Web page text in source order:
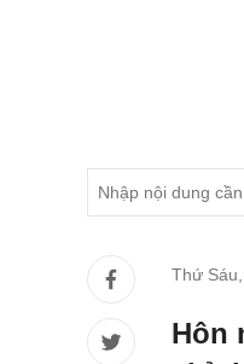
Thứ
Hôn